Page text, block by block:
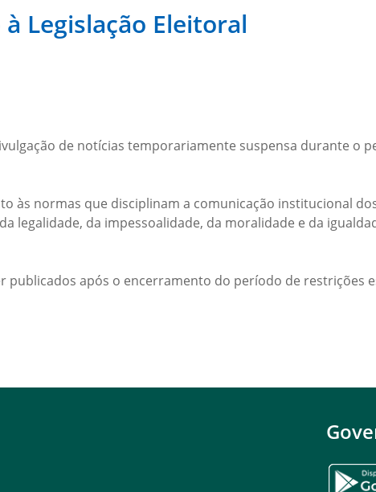
Legislação Eleitoral
de notícias temporariamente suspensa durante o
às normas que disciplinam a comunicação institucional
legalidade, da impessoalidade, da moralidade e da
após o encerramento do período de restrições